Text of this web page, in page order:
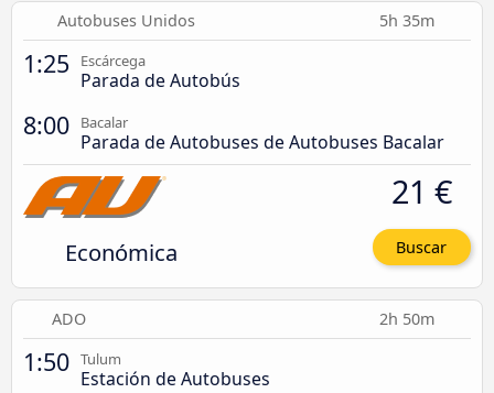
Autobuses Unidos 5h 35m
1:25 Escárcega
Parada de Autobús
8:00 Bacalar
Parada de Autobuses de Autobuses Bacalar
Económica
21 €
Buscar
ADO 2h 50m
1:50 Tulum
Estación de Autobuses